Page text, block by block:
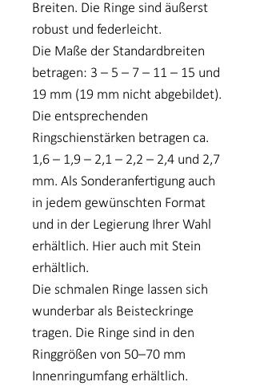
Breiten. Die Ringe sind äußerst
robust und federleicht.
Die Maße der Standardbreiten
betragen: 3 – 5 – 7 – 11 – 15 und
19 mm (19 mm nicht abgebildet).
Die entsprechenden
Ringschienstärken betragen ca.
1,6 – 1,9 – 2,1 – 2,2 – 2,4 und 2,7
mm. Als Sonderanfertigung auch
in jedem gewünschten Format
und in der Legierung Ihrer Wahl
erhältlich. Hier auch mit Stein
erhältlich.
Die schmalen Ringe lassen sich
wunderbar als Beisteckringe
tragen. Die Ringe sind in den
Ringgrößen von 50–70 mm
Innenringumfang erhältlich.